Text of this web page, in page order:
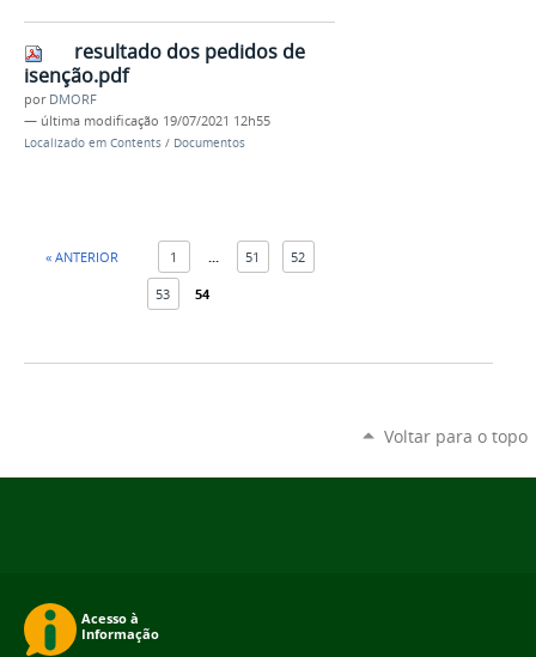
resultado dos pedidos de
isenção.pdf
por DMORF
— última modificação 19/07/2021 12h55
Localizado em Contents / Documentos
« ANTERIOR 1 ... 51 52
53 54
Voltar para o topo